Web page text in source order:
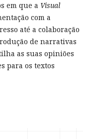
em que a Visual
com a
até a colaboração
de narrativas
as suas opiniões
para os textos